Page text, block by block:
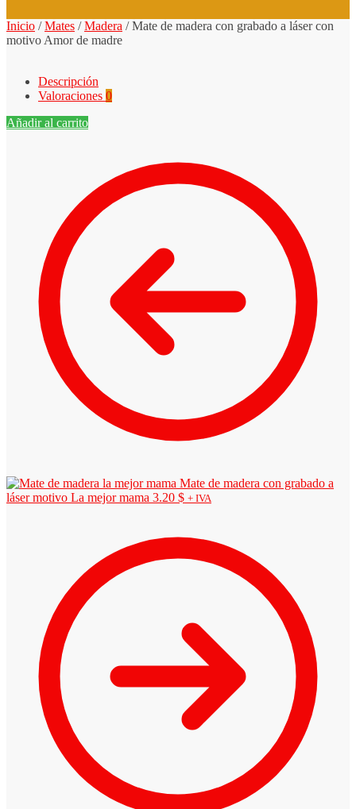
Inicio /Mates /Madera /Mate de madera con grabado a láser con
motivo Amor de madre
Descripción
Valoraciones 0
Añadir al carrito
Mate de madera con grabado a
láser motivo La mejor mama 3.20 $ + IVA